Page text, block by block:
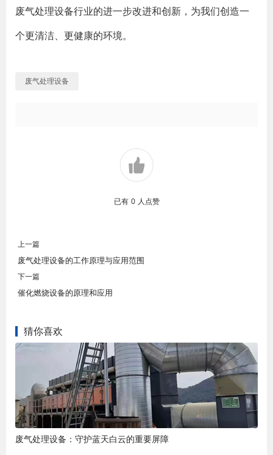
废气处理设备行业的进一步改进和创新，为我们创造一
个更清洁、更健康的环境。
废气处理设备
已有 0 人点赞
上一篇
废气处理设备的工作原理与应用范围
下一篇
催化燃烧设备的原理和应用
猜你喜欢
废气处理设备：守护蓝天白云的重要屏障